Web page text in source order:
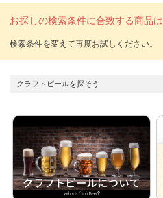
お探しの検索条件に合致する商品
クラフトビールを探そう